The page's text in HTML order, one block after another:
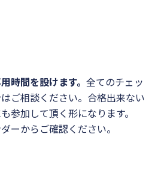
時間を設けます。 全てのチェッ
ご相談ください。合格出来ない
参加して頂く形になります。
ーからご確認ください。